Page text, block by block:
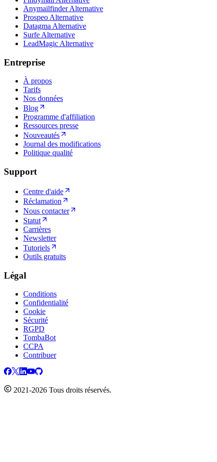
Anymailfinder Alternative
Prospeo Alternative
Datagma Alternative
Surfe Alternative
LeadMagic Alternative
Entreprise
À propos
Tarifs
Nos données
Blog
Programme d'affiliation
Ressources presse
Nouveautés
Journal des modifications
Politique qualité
Support
Centre d'aide
Réclamation
Nous contacter
Statut
Carrières
Newsletter
Tutoriels
Outils gratuits
Légal
Conditions
Confidentialité
Cookie
Sécurité
RGPD
TombaBot
CCPA
Contribuer
2021-2026 Tous droits réservés.